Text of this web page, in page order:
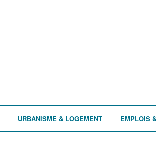
URBANISME & LOGEMENT EMPLOIS